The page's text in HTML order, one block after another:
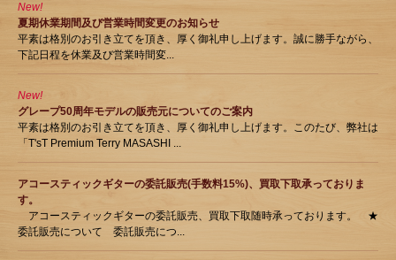
New!
夏期休業期間及び営業時間変更のお知らせ
平素は格別のお引き立てを頂き、厚く御礼申し上げます。誠に勝手ながら、
下記日程を休業及び営業時間変...
New!
グレープ50周年モデルの販売元についてのご案内
平素は格別のお引き立てを頂き、厚く御礼申し上げます。このたび、弊社は
「T'sT Premium Terry MASASHI ...
アコースティックギターの委託販売(手数料15%)、買取下取承っておりま
す。
アコースティックギターの委託販売、買取下取随時承っております。 ★
委託販売について 委託販売につ...